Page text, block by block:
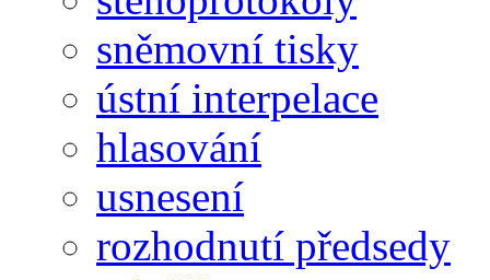
sněmovní tisky
ústní interpelace
hlasování
usnesení
rozhodnutí předsedy